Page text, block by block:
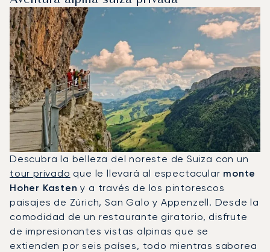
Descubra la belleza del noreste de Suiza con un
tour privado que le llevará al espectacular monte
Hoher Kasten y a través de los pintorescos
paisajes de Zúrich, San Galo y Appenzell. Desde la
comodidad de un restaurante giratorio, disfrute
de impresionantes vistas alpinas que se
extienden por seis países, todo mientras saborea